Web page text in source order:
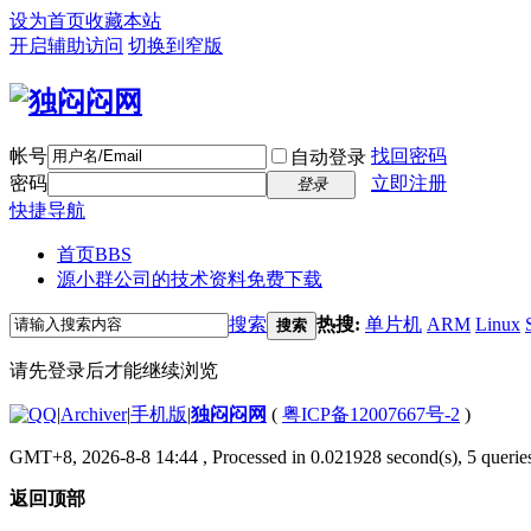
设为首页收藏本站
开启辅助访问 切换到窄版
帐号 自动登录 找回密码
密码
登录
立即注册
快捷导航
首页BBS
源小群公司的技术资料免费下载
搜索 搜索 热搜: 单片机 ARM Linux
请先登录后才能继续浏览
|Archiver|手机版|独闷闷网 ( 粤ICP备12007667号-2 )
GMT+8, 2026-8-8 14:44 , Processed in 0.021928 second(s), 5
返回顶部